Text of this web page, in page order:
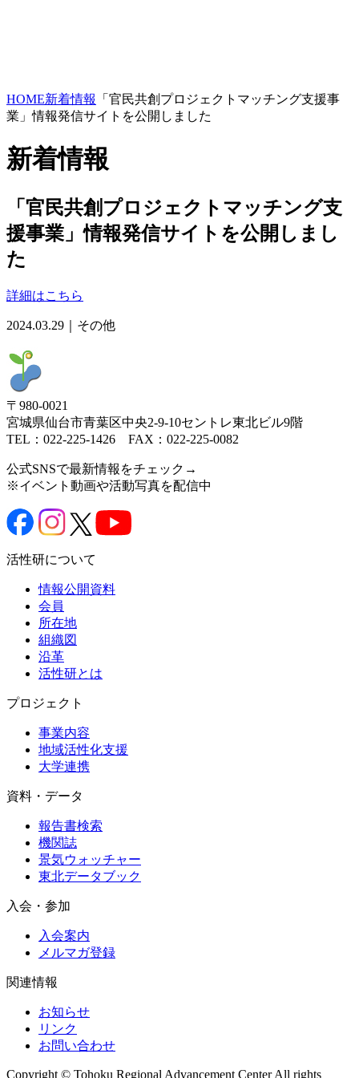
HOME新着情報
「官民共創プロジェクトマッチング支援事
業」情報発信サイトを公開しました
新着情報
「官民共創プロジェクトマッチング支
援事業」情報発信サイトを公開しまし
た
詳細はこちら
2024.03.29｜その他
〒980-0021
宮城県仙台市青葉区中央2-9-10セントレ東北ビル9階
TEL：022-225-1426 FAX：022-225-0082
公式SNSで最新情報をチェック→
※イベント動画や活動写真を配信中
活性研について
情報公開資料
会員
所在地
組織図
沿革
活性研とは
プロジェクト
事業内容
地域活性化支援
大学連携
資料・データ
報告書検索
機関誌
景気ウォッチャー
東北データブック
入会・参加
入会案内
メルマガ登録
関連情報
お知らせ
リンク
お問い合わせ
Copyright © Tohoku Regional Advancement Center All rights